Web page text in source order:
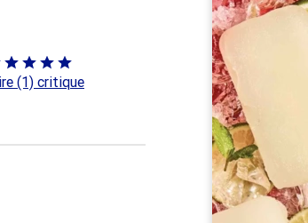
(1) critique